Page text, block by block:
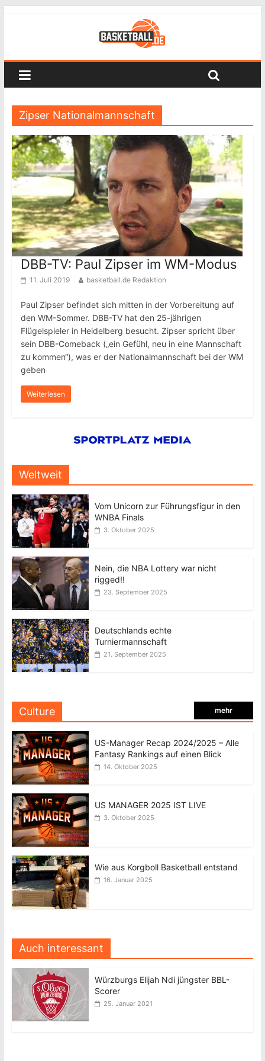
Zipser Nationalmannschaft
DBB-TV: Paul Zipser im WM-Modus
11. Juli 2019 basketball.de Redaktion
Paul Zipser befindet sich mitten in der Vorbereitung auf
den WM-Sommer. DBB-TV hat den 25-jährigen
Flügelspieler in Heidelberg besucht. Zipser spricht über
sein DBB-Comeback („ein Gefühl, neu in eine Mannschaft
zu kommen“), was er der Nationalmannschaft bei der WM
geben
Weiterlesen
Weltweit
Vom Unicorn zur Führungsfigur in den
WNBA Finals
3. Oktober 2025
Nein, die NBA Lottery war nicht
rigged!!
23. September 2025
Deutschlands echte
Turniermannschaft
21. September 2025
Culture mehr
US-Manager Recap 2024/2025 – Alle
Fantasy Rankings auf einen Blick
14. Oktober 2025
US MANAGER 2025 IST LIVE
3. Oktober 2025
Wie aus Korgboll Basketball entstand
16. Januar 2025
Auch interessant
Würzburgs Elijah Ndi jüngster BBL-
Scorer
25. Januar 2021